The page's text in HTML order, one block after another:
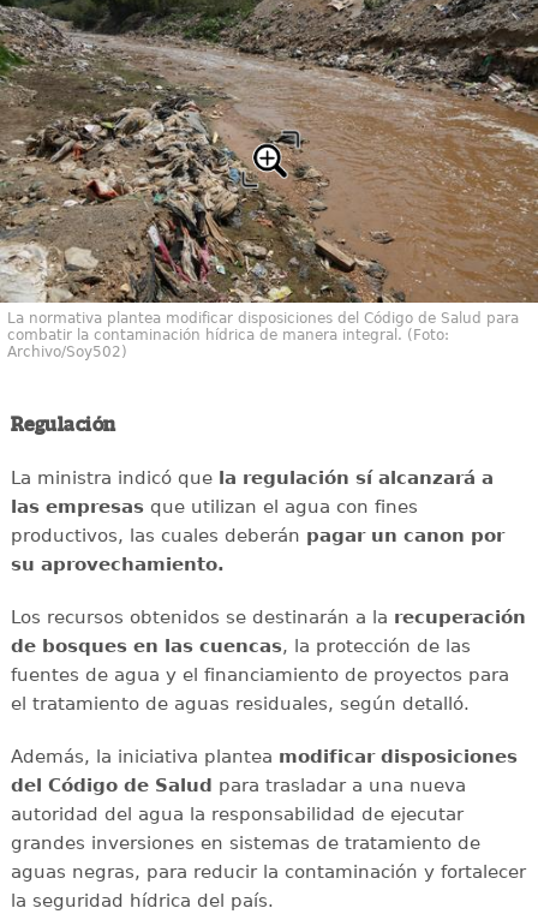
La normativa plantea modificar disposiciones del Código de Salud para
combatir la contaminación hídrica de manera integral. (Foto:
Archivo/Soy502)
Regulación
La ministra indicó que la regulación sí alcanzará a
las empresasque utilizan el agua con fines
productivos, las cuales deberán pagar un canon por
su aprovechamiento.
Los recursos obtenidos se destinarán a la recuperación
de bosques en las cuencas, la protección de las
fuentes de agua y el financiamiento de proyectos para
el tratamiento de aguas residuales, según detalló.
Además, la iniciativa plantea modificar disposiciones
del Código de Salud para trasladar a una nueva
autoridad del agua la responsabilidad de ejecutar
grandes inversiones en sistemas de tratamiento de
aguas negras, para reducir la contaminación y fortalecer
la seguridad hídrica del país.